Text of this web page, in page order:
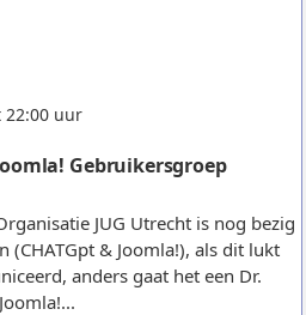
22:00 uur
Gebruikersgroep
JUG Utrecht is nog bezig
(CHATGpt & Joomla!), als dit lukt
anders gaat het een Dr.